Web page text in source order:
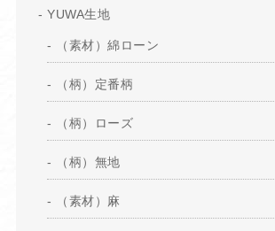
YUWA生地
（素材）綿ローン
（柄）定番柄
（柄）ローズ
（柄）無地
（素材）麻